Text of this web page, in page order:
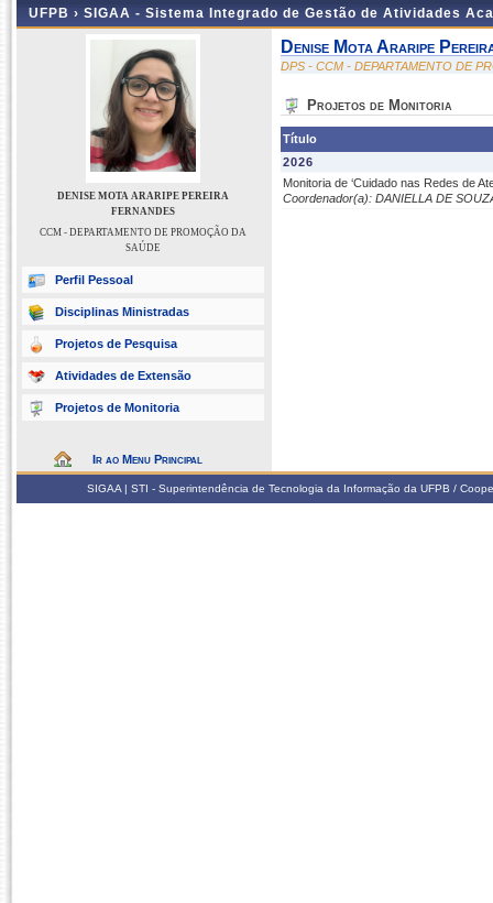
UFPB › SIGAA - Sistema Integrado de Gestão de Atividades
DENISE MOTA ARARIPE PEREIRA
FERNANDES
CCM - DEPARTAMENTO DE PROMOÇÃO DA
SAÚDE
Perfil Pessoal
Disciplinas Ministradas
Projetos de Pesquisa
Atividades de Extensão
Projetos de Monitoria
Ir ao Menu Principal
Denise Mota Araripe
DPS - CCM - DEPARTAMENTO DE
Projetos de Monitoria
Título
2026
Monitoria de ‘Cuidado nas Redes de
Coordenador(a): DANIELLA DE
SIGAA | STI - Superintendência de Tecnologia da Informação da UFPB /